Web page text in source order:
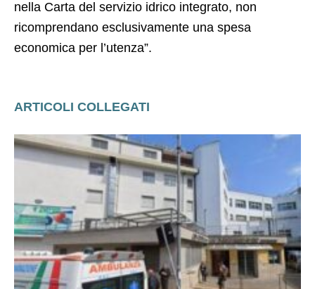
nella Carta del servizio idrico integrato, non
ricomprendano esclusivamente una spesa
economica per l’utenza”.
ARTICOLI COLLEGATI